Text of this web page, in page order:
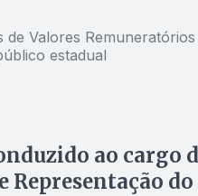
Valores Remuneratórios
estadual
ao cargo
do